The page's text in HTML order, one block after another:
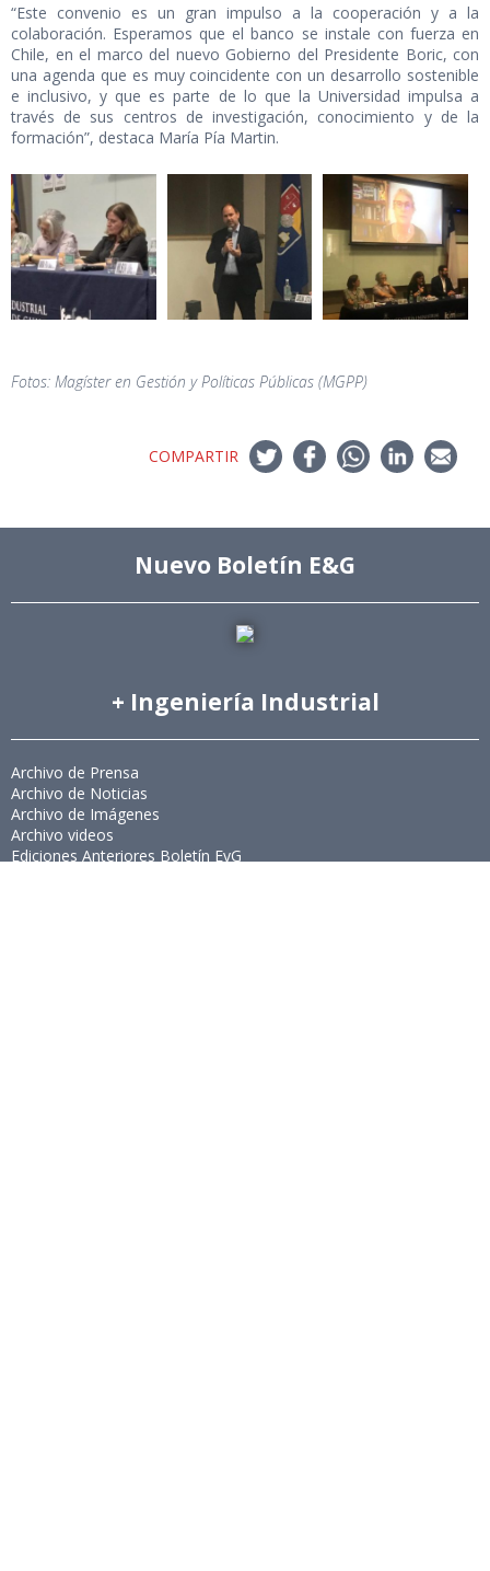
“Este convenio es un gran impulso a la cooperación y a la
colaboración. Esperamos que el banco se instale con fuerza en
Chile, en el marco del nuevo Gobierno del Presidente Boric, con
una agenda que es muy coincidente con un desarrollo sostenible
e inclusivo, y que es parte de lo que la Universidad impulsa a
través de sus centros de investigación, conocimiento y de la
formación”, destaca María Pía Martin.
Fotos: Magíster en Gestión y Políticas Públicas (MGPP)
COMPARTIR
Nuevo Boletín E&G
+ Ingeniería Industrial
Archivo de Prensa
Archivo de Noticias
Archivo de Imágenes
Archivo videos
Ediciones Anteriores Boletín EyG